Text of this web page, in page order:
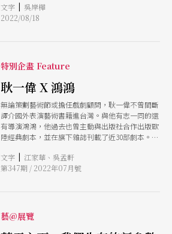
朵》（2009）、《鄭和1433》（2010）與《茶花
女》（2011）。此後的10餘年發展，讓場館體質轉
去比較是presenting house，不是producing
house，這10多年來，可看見公部門場館摸索，要
怎麼樣做自製節目、怎麼做國際共製、怎麼做委託
創作等，這些不同的概念都涉及到不同的『與藝術
家工作的關係與方法』。」並認為：「有一個很明
確的轉向是，因為新場館林立，節目的需求量提
高，場館也就開始想做自己的製作、支持與培育藝
術家的創作發展，因此更明顯地靠近『製作取向』
人或是劇場構作在其中的位置會各有其任務。 國
家與地方場館的陸續到位，是個關鍵的背景值。
的，而這
文字 | 吳岸樺
2022/08/18
特別企畫 Feature
耿一偉 X 鴻鴻
無論策劃藝術節或擔任戲劇顧問，耿一偉不曾間斷
譯介國外表演藝術書籍進台灣。與他有志一同的還
有導演鴻鴻，他過去也曾主動與出版社合作出版歐
陸經典劇本，並在旗下雜誌刊載了近30部劇本。這
場留下些什麼？且聽兩人暢談他們如何將出版視為
一種「策動」，逐漸搭建起眾人與劇場的橋梁。
文字 | 江家華、吳孟軒
第347期 / 2022年07月號
藝@展覽